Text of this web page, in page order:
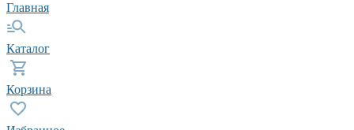
Главная
Каталог
Корзина